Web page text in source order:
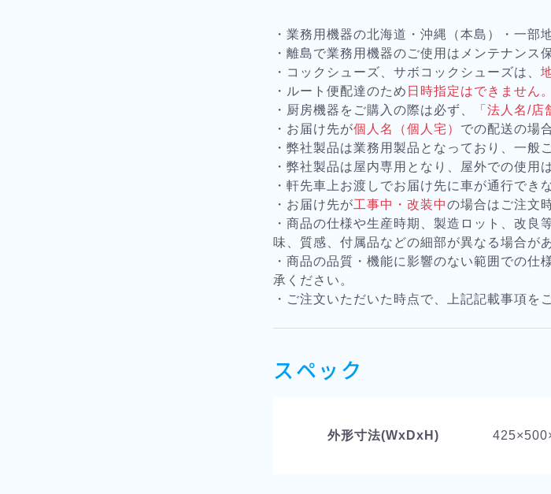
・業務用機器の北海道・沖縄（本島）・一部
・離島で業務用機器のご使用はメンテナンス
・コックシューズ、サボコックシューズは、
・ルート便配達のため 日時指定はできません。
・厨房機器をご購入の際は必ず、
「法人名/店
・お届け先が個人名（個人宅） での配送の場
・弊社製品は業務用製品となっており、一般
・弊社製品は屋内専用となり、屋外での使用
・軒先車上お渡しでお届け先に車が通行でき
・お届け先が工事中・改装中の場合はご注文
・商品の仕様や生産時期、製造ロット、改
味、質感、付属品などの細部が異なる場合が
・商品の品質・機能に影響のない範囲での
承ください。
・ご注文いただいた時点で、上記記載事項を
スペック
外形寸法(WxDxH)